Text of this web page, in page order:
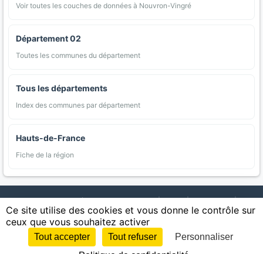
Voir toutes les couches de données à Nouvron-Vingré
Département 02
Toutes les communes du département
Tous les départements
Index des communes par département
Hauts-de-France
Fiche de la région
AgriMap — Données agricoles ouvertes | Carte | Communes |
Appellations | Regions | Cultures | Zones protégées | Forets |
Littoral | Espaces naturels | Statistiques
| Confidentialite | CGU | CGV Cookies
Sources : IGN, INSEE, Météo-France, SAFER, INRAE, BRGM, INAO, Ministère de
Ce site utilise des cookies et vous donne le contrôle sur
ceux que vous souhaitez activer
Tout accepter Tout refuser
Personnaliser